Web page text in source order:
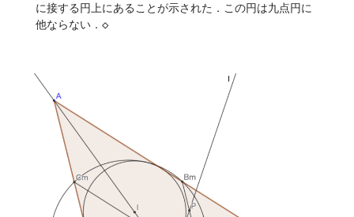
に接する円上にあることが示された．この円は九点円に
他ならない．◇